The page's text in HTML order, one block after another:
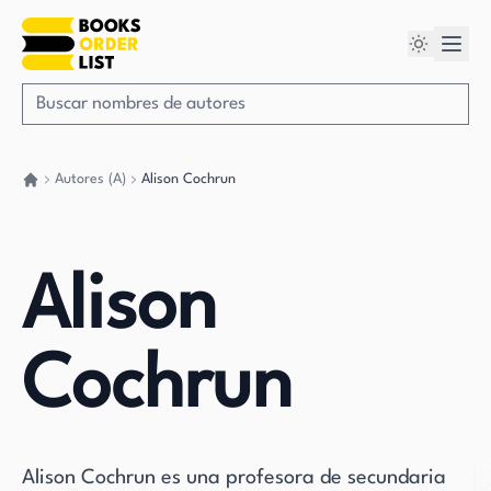
Autores (A) Alison Cochrun
Alison
Cochrun
Alison Cochrun es una profesora de secundaria